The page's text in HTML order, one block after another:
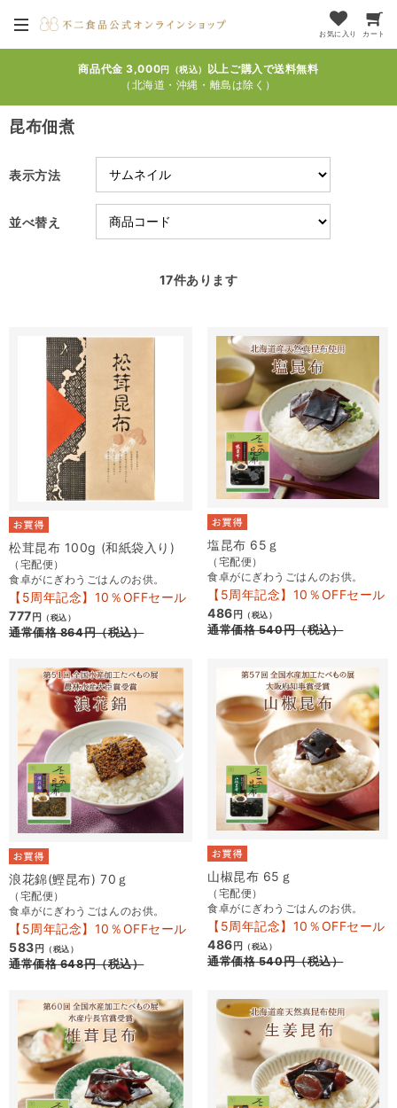
お気に入り カート
商品代金 3,000円（税込）
以上ご購入で送料無料
（北海道・沖縄・離島は除く）
昆布佃煮
表示方法
並べ替え
17件あります
松茸昆布 100g (和紙袋入り)
（宅配便）
食卓がにぎわうごはんのお供。
【5周年記念】10％OFFセール
777 円 （税込）
通常価格864円（税込）
塩昆布 65ｇ
（宅配便）
食卓がにぎわうごはんのお供。
【5周年記念】10％OFFセール
486 円 （税込）
通常価格540円（税込）
浪花錦(鰹昆布) 70ｇ
（宅配便）
食卓がにぎわうごはんのお供。
【5周年記念】10％OFFセール
583 円 （税込）
通常価格648円（税込）
山椒昆布 65ｇ
（宅配便）
食卓がにぎわうごはんのお供。
【5周年記念】10％OFFセール
486 円 （税込）
通常価格540円（税込）